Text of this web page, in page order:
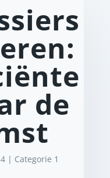
de
| Categorie 1